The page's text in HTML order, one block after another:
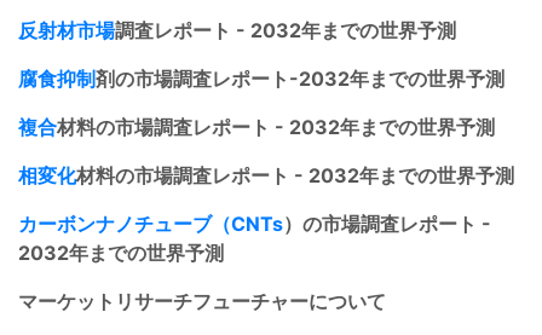
反射材市場調査レポート - 2032年までの世界予測
腐食抑制剤の市場調査レポート-2032年までの世界予測
複合材料の市場調査レポート - 2032年までの世界予測
相変化材料の市場調査レポート - 2032年までの世界予測
カーボンナノチューブ（CNTs）の市場調査レポート -
2032年までの世界予測
マーケットリサーチフューチャーについて